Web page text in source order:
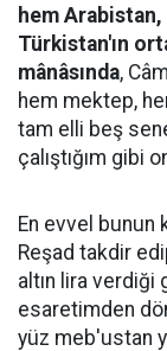
hem
Türkistan'ın
mânâsında,
hem mektep,
tam elli beş
çalıştığım gibi
En evvel bunun
Reşad takdir
altın lira verdiği
esaretimden
yüz meb'ustan